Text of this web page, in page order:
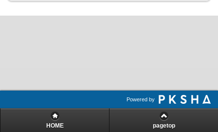
Powered by
HOME pagetop